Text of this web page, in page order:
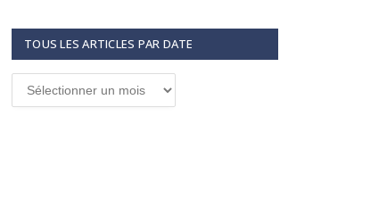
TOUS LES ARTICLES PAR DATE
Tous